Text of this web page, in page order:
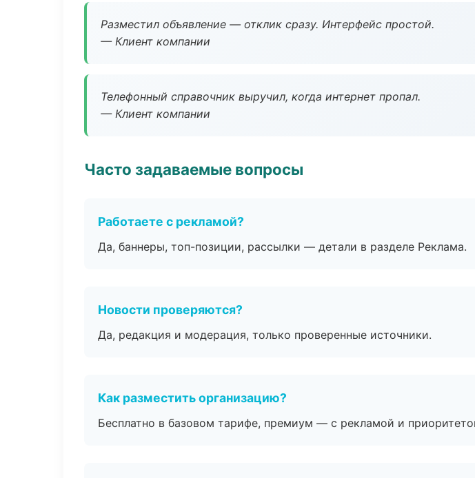
Разместил объявление — отклик сразу. Интерфейс простой.
— Клиент компании
Телефонный справочник выручил, когда интернет пропал.
— Клиент компании
Часто задаваемые вопросы
Работаете с рекламой?
Да, баннеры, топ-позиции, рассылки — детали в разделе Реклама.
Новости проверяются?
Да, редакция и модерация, только проверенные источники.
Как разместить организацию?
Бесплатно в базовом тарифе, премиум — с рекламой и